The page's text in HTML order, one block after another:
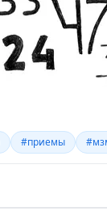
#приемы